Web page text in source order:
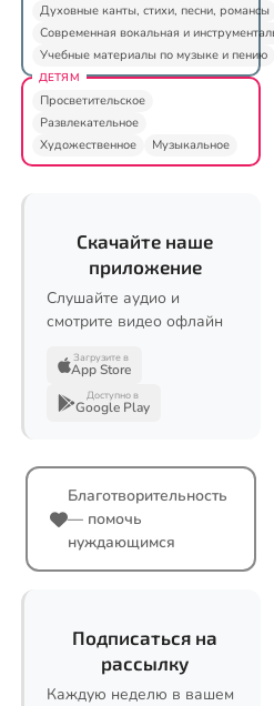
Духовные канты, стихи, песни, романсы
Современная вокальная и
Учебные материалы по музыке и пению
ДЕТЯМ
Просветительское
Развлекательное
Художественное
Музыкальное
Скачайте наше
приложение
Слушайте аудио и
смотрите видео офлайн
Загрузите в
App Store
Доступно в
Google Play
Благотворительность
— помочь
нуждающимся
Подписаться на
рассылку
Каждую неделю в вашем